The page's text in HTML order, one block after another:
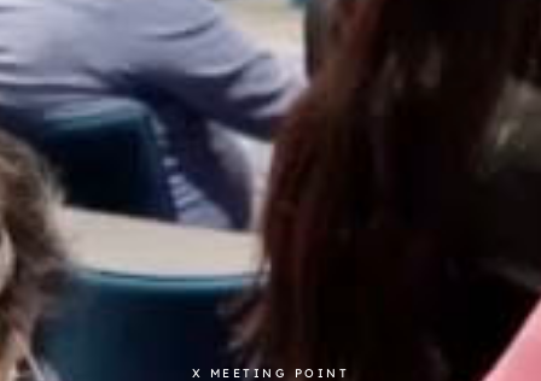
X MEETING POINT